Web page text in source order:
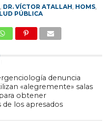
, DR. VÍCTOR ATALLAH, HOMS,
PÚBLICA
denuncia
«alegremente» salas
obtener
de los apresados